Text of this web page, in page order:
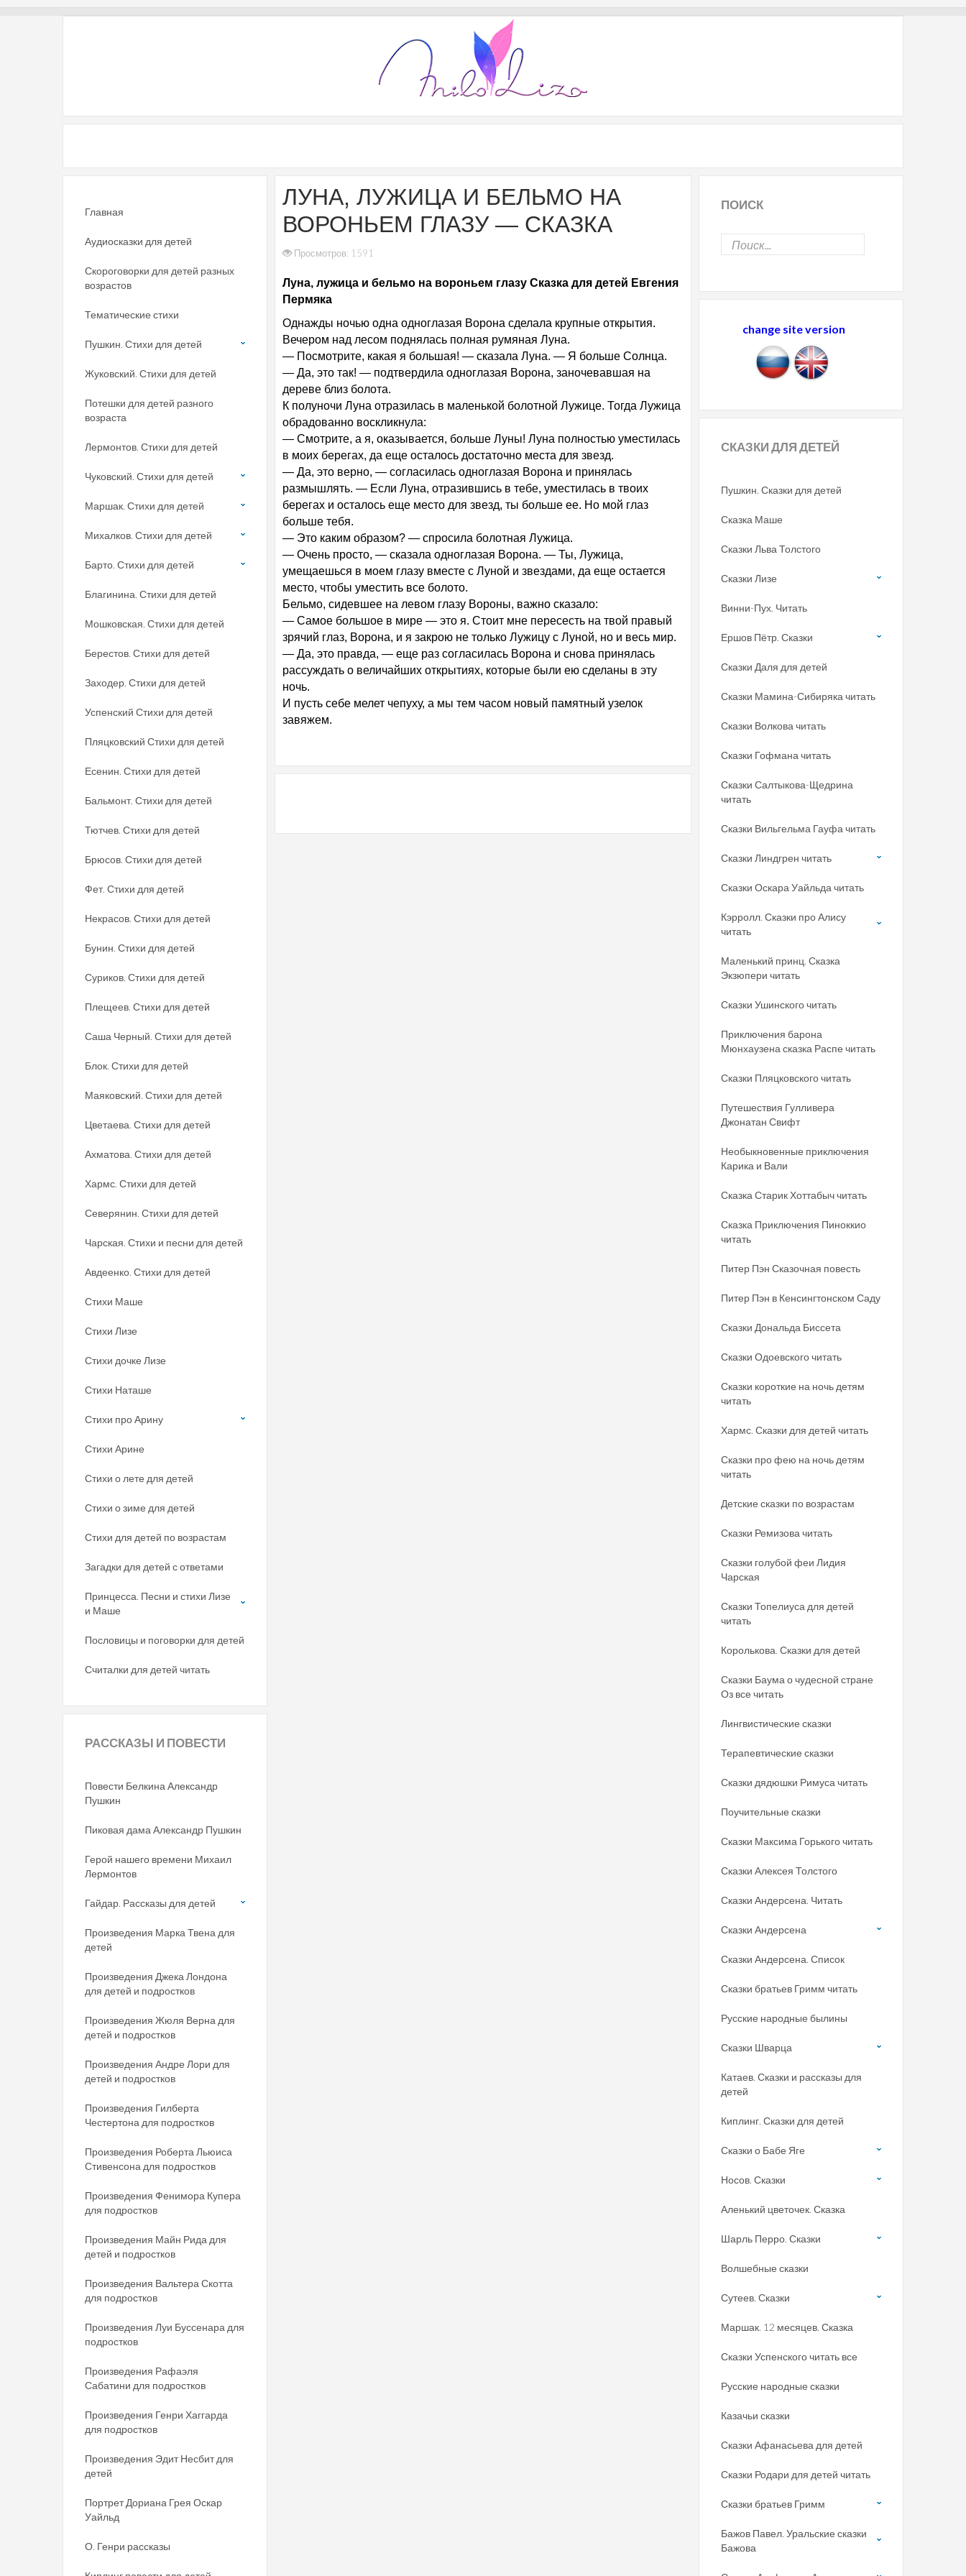
ЛУНА, ЛУЖИЦА И БЕЛЬМО НА
ВОРОНЬЕМ ГЛАЗУ — СКАЗКА
Просмотров: 1591
Луна, лужица и бельмо на вороньем глазу Сказка для детей Евгения
Пермяка
Однажды ночью одна одноглазая Ворона сделала крупные открытия.
Вечером над лесом поднялась полная румяная Луна.
— Посмотрите, какая я большая! — сказала Луна. — Я больше Солнца.
— Да, это так! — подтвердила одноглазая Ворона, заночевавшая на
дереве близ болота.
К полуночи Луна отразилась в маленькой болотной Лужице. Тогда Лужица
обрадованно воскликнула:
— Смотрите, а я, оказывается, больше Луны! Луна полностью уместилась
в моих берегах, да еще осталось достаточно места для звезд.
— Да, это верно, — согласилась одноглазая Ворона и принялась
размышлять. — Если Луна, отразившись в тебе, уместилась в твоих
берегах и осталось еще место для звезд, ты больше ее. Но мой глаз
больше тебя.
— Это каким образом? — спросила болотная Лужица.
— Очень просто, — сказала одноглазая Ворона. — Ты, Лужица,
умещаешься в моем глазу вместе с Луной и звездами, да еще остается
место, чтобы уместить все болото.
Бельмо, сидевшее на левом глазу Вороны, важно сказало:
— Самое большое в мире — это я. Стоит мне пересесть на твой правый
зрячий глаз, Ворона, и я закрою не только Лужицу с Луной, но и весь мир.
— Да, это правда, — еще раз согласилась Ворона и снова принялась
рассуждать о величайших открытиях, которые были ею сделаны в эту
ночь.
И пусть себе мелет чепуху, а мы тем часом новый памятный узелок
завяжем.
Главная
Аудиосказки для детей
Скороговорки для детей разных
возрастов
Тематические стихи
Пушкин. Стихи для детей
Жуковский. Стихи для детей
Потешки для детей разного
возраста
Лермонтов. Стихи для детей
Чуковский. Стихи для детей
Маршак. Стихи для детей
Михалков. Стихи для детей
Барто. Стихи для детей
Благинина. Стихи для детей
Мошковская. Стихи для детей
Берестов. Стихи для детей
Заходер. Стихи для детей
Успенский Стихи для детей
Пляцковский Стихи для детей
Есенин. Стихи для детей
Бальмонт. Стихи для детей
Тютчев. Стихи для детей
Брюсов. Стихи для детей
Фет. Стихи для детей
Некрасов. Стихи для детей
Бунин. Стихи для детей
Суриков. Стихи для детей
Плещеев. Стихи для детей
Саша Черный. Стихи для детей
Блок. Стихи для детей
Маяковский. Стихи для детей
Цветаева. Стихи для детей
Ахматова. Стихи для детей
Хармс. Стихи для детей
Северянин. Стихи для детей
Чарская. Стихи и песни для детей
Авдеенко. Стихи для детей
Стихи Маше
Стихи Лизе
Стихи дочке Лизе
Стихи Наташе
Стихи про Арину
Стихи Арине
Стихи о лете для детей
Стихи о зиме для детей
Стихи для детей по возрастам
Загадки для детей с ответами
Принцесса. Песни и стихи Лизе
и Маше
Пословицы и поговорки для детей
Считалки для детей читать
РАССКАЗЫ И ПОВЕСТИ
Повести Белкина Александр
Пушкин
Пиковая дама Александр Пушкин
Герой нашего времени Михаил
Лермонтов
Гайдар. Рассказы для детей
Произведения Марка Твена для
детей
Произведения Джека Лондона
для детей и подростков
Произведения Жюля Верна для
детей и подростков
Произведения Андре Лори для
детей и подростков
Произведения Гилберта
Честертона для подростков
Произведения Роберта Льюиса
Стивенсона для подростков
Произведения Фенимора Купера
для подростков
Произведения Майн Рида для
детей и подростков
Произведения Вальтера Скотта
для подростков
Произведения Луи Буссенара для
подростков
Произведения Рафаэля
Сабатини для подростков
Произведения Генри Хаггарда
для подростков
Произведения Эдит Несбит для
детей
Портрет Дориана Грея Оскар
Уайльд
О. Генри рассказы
ПОИСК
change site version
СКАЗКИДЛЯ ДЕТЕЙ
Пушкин. Сказки для детей
Сказка Маше
Сказки Льва Толстого
Сказки Лизе
Винни-Пух. Читать
Ершов Пётр. Сказки
Сказки Даля для детей
Сказки Мамина-Сибиряка читать
Сказки Волкова читать
Сказки Гофмана читать
Сказки Салтыкова-Щедрина
читать
Сказки Вильгельма Гауфа читать
Сказки Линдгрен читать
Сказки Оскара Уайльда читать
Кэрролл. Сказки про Алису
читать
Маленький принц. Сказка
Экзюпери читать
Сказки Ушинского читать
Приключения барона
Мюнхаузена сказка Распе читать
Сказки Пляцковского читать
Путешествия Гулливера
Джонатан Свифт
Необыкновенные приключения
Карика и Вали
Сказка Старик Хоттабыч читать
Сказка Приключения Пиноккио
читать
Питер Пэн Сказочная повесть
Питер Пэн в Кенсингтонском Саду
Сказки Дональда Биссета
Сказки Одоевского читать
Сказки короткие на ночь детям
читать
Хармс. Сказки для детей читать
Сказки про фею на ночь детям
читать
Детские сказки по возрастам
Сказки Ремизова читать
Сказки голубой феи Лидия
Чарская
Сказки Топелиуса для детей
читать
Королькова. Сказки для детей
Сказки Баума о чудесной стране
Оз все читать
Лингвистические сказки
Терапевтические сказки
Сказки дядюшки Римуса читать
Поучительные сказки
Сказки Максима Горького читать
Сказки Алексея Толстого
Сказки Андерсена. Читать
Сказки Андерсена
Сказки Андерсена. Список
Сказки братьев Гримм читать
Русские народные былины
Сказки Шварца
Катаев. Сказки и рассказы для
детей
Киплинг. Сказки для детей
Сказки о Бабе Яге
Носов. Сказки
Аленький цветочек. Сказка
Шарль Перро. Сказки
Волшебные сказки
Сутеев. Сказки
Маршак. 12 месяцев. Сказка
Сказки Успенского читать все
Русские народные сказки
Казачьи сказки
Сказки Афанасьева для детей
Сказки Родари для детей читать
Сказки братьев Гримм
Бажов Павел. Уральские сказки
Бажова